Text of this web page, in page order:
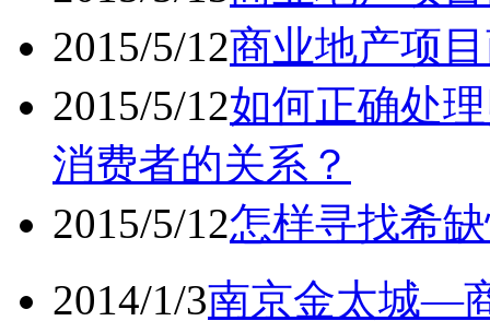
2015/5/12商业地产项
2015/5/12如何正确处
消费者的关系？
2015/5/12怎样寻找希
2014/1/3南京金太城—